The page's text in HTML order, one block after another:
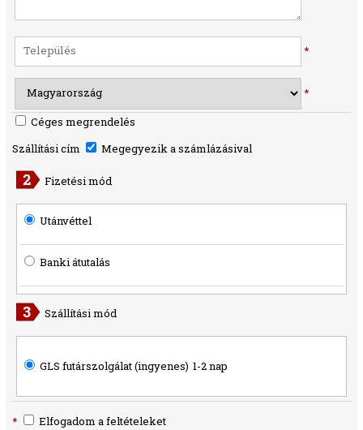
*
*
Céges megrendelés
Szállítási cím
Megegyezik a számlázásival
Fizetési mód
Utánvéttel
Banki átutalás
Szállítási mód
GLS futárszolgálat (ingyenes) 1-2 nap
* Elfogadom a feltételeket